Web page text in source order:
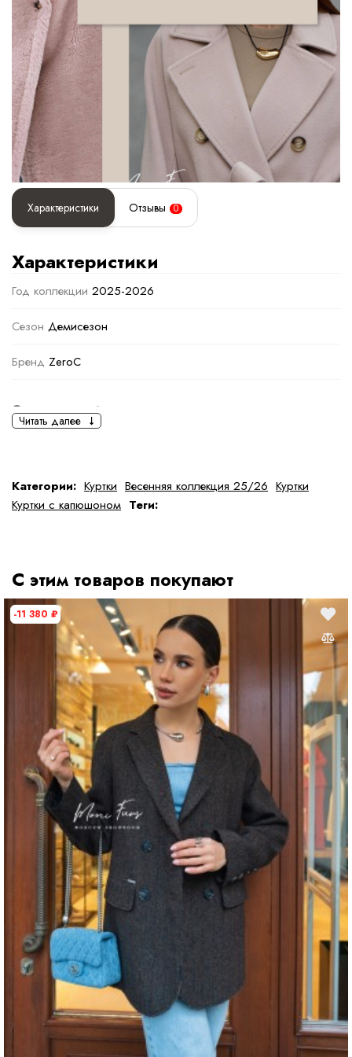
Характеристики Отзывы 0
Характеристики
Год коллекции 2025-2026
Сезон Демисезон
Бренд ZeroC
Основная информация
Ткань Полиэстер
Состав ткани 100 % полиэстер
Дополнительная информация
Размер на модели 44
75 см
Рост модели на фото 44 см
Параметры модели на фото (ОГ-ОТ-ОБ) 90 × 60 × 90 см
Утеплитель Наполнитель: 100% полиэстер.
Материал подкладки Подклад: 100% полиэстер.
Страна производства Китай
Вид застежки Молния и кнопки.
Особенности модели
Модель прямого кроя. Манжеты на
рукавах. Внизу утяжки.
Опции капюшона Да
Длина изделия 75 см
Читать далее
Категории: Куртки Весенняя коллекция 25/26 Куртки
Куртки с капюшоном Теги:
С этим товаров покупают
-11 380 ₽